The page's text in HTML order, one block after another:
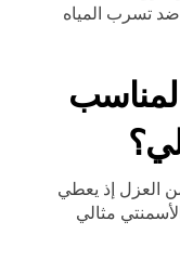
تسرب المياه
العزل إذ يعطي
مثالي